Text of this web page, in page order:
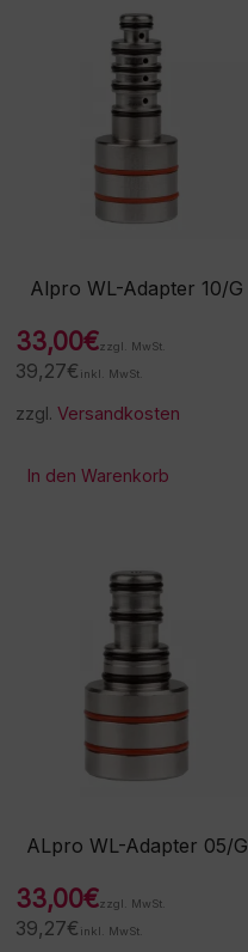
Alpro WL-Adapter 10/G
33,00€zzgl. MwSt.
39,27€ inkl. MwSt.
zzgl.Versandkosten
In den Warenkorb
ALpro WL-Adapter 05/G
33,00€zzgl. MwSt.
39,27€ inkl. MwSt.